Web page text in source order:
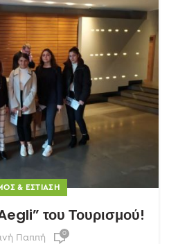
& ΕΣΤΊΑΣΗ
του Τουρισμού!
Παππή 0